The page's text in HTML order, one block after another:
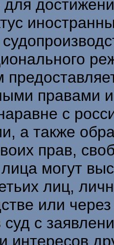
правами
с
а также
прав,
могут
лиц,
или
с
интересов